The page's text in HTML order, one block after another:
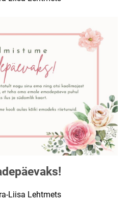
Liisa Lehtmets